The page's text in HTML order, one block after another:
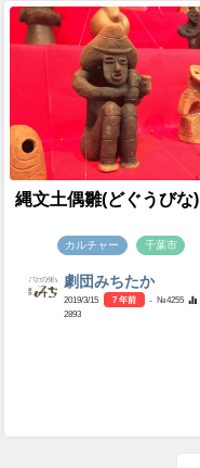
縄文土偶雛(どぐうびな)
カルチャー 千葉市
劇団みちたか
2019/3/15 7 年前
- №4255
2893